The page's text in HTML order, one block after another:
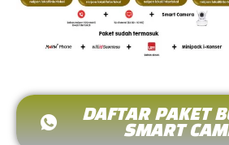
DAFTAR PAKET
SMART